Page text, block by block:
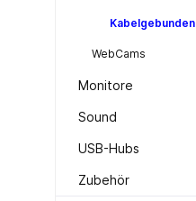
Kabelgebunden
WebCams
Monitore
Sound
USB-Hubs
Zubehör